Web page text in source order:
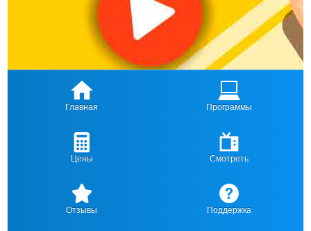
Главная Программы
Цены Смотреть
Отзывы Поддержка